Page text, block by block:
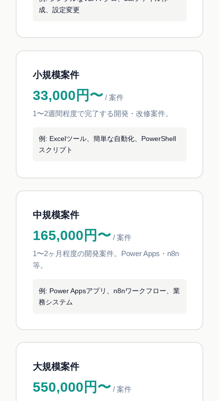
成、設定変更
小規模案件
33,000円〜 / 案件
1〜2週間程度で完了する開発・改修案件。
例: Excelツール、簡単な自動化、PowerShell
スクリプト
中規模案件
165,000円〜 / 案件
1〜2ヶ月程度の開発案件。Power Apps・n8n
等。
例: Power Appsアプリ、n8nワークフロー、業
務システム
大規模案件
550,000円〜 / 案件